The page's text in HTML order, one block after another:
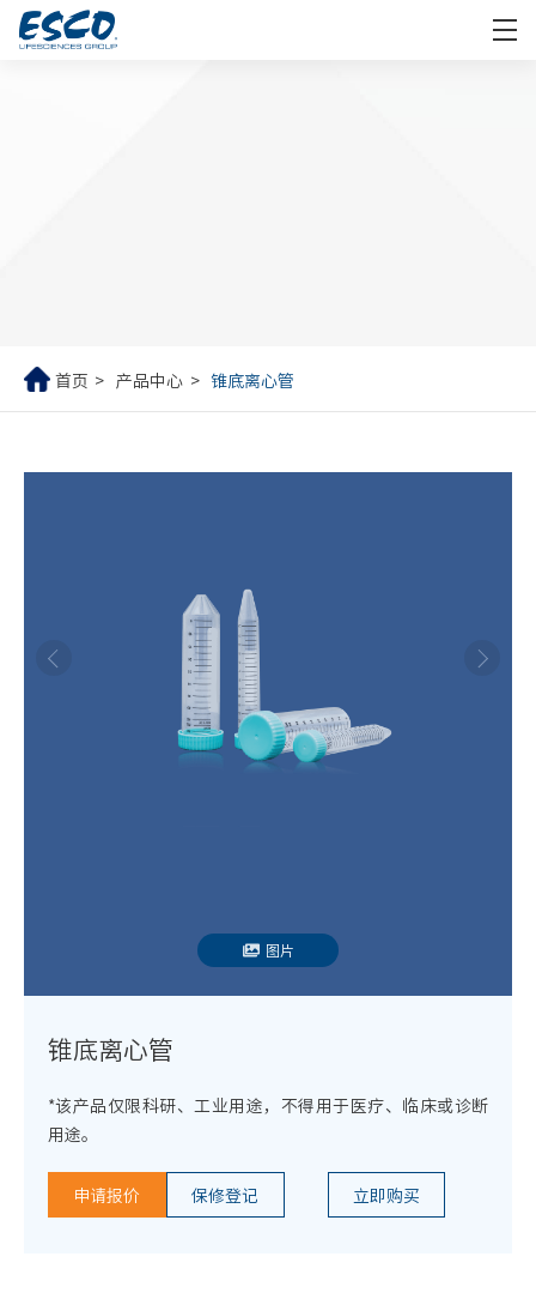
首页 产品中心 锥底离心管
锥底离心管
*该产品仅限科研、工业用途，不得用于医疗、临床或诊断
用途。
申请报价 保修登记 立即购买
图片